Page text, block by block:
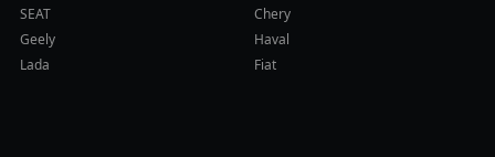
SEAT
Chery
Geely
Haval
Lada
Fiat